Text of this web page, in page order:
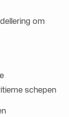
om
schepen